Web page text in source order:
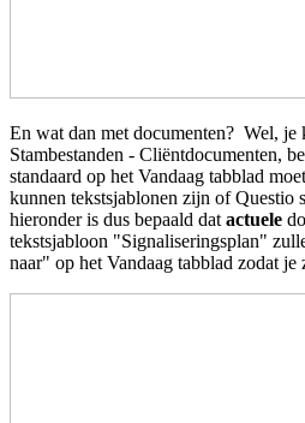
En wat dan met documenten? Wel, je
Stambestanden - Cliëntdocumenten,
standaard op het Vandaag tabblad
kunnen tekstsjablonen zijn of Questio
hieronder is dus bepaald dat actuele
tekstsjabloon "Signaliseringsplan"
naar" op het Vandaag tabblad zodat